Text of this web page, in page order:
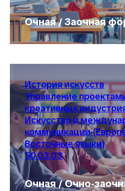
Очная / Заочная
История искусств
Управление
креативных
Искусство и
коммуникации
Восточные языки)
50.03.03
Очная / Очно-